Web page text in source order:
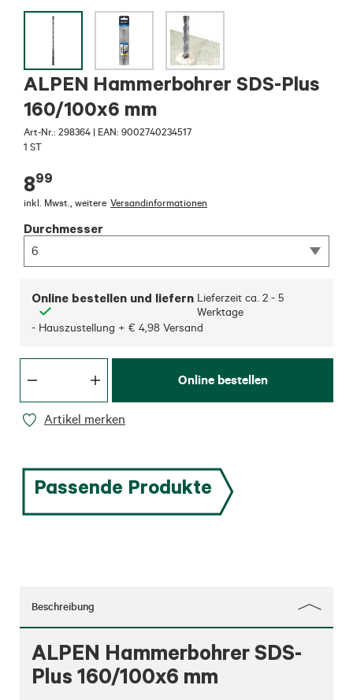
ALPEN Hammerbohrer SDS-Plus
160/100x6 mm
Art-Nr.: 298364 | EAN: 9002740234517
1 ST
899
inkl. Mwst. weitere Versandinformationen
Durchmesser
6
Online bestellen und liefern Lieferzeit ca. 2 - 5
Werktage
- Hauszustellung + € 4,98 Versand
Online bestellen
Artikel merken
Passende Produkte
Beschreibung
ALPEN Hammerbohrer SDS-
Plus 160/100x6 mm